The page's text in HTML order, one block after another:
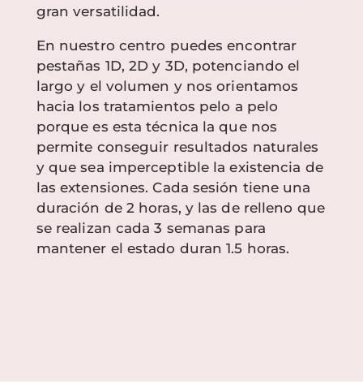
gran versatilidad.
En nuestro centro puedes encontrar
pestañas 1D, 2D y 3D, potenciando el
largo y el volumen y nos orientamos
hacia los tratamientos pelo a pelo
porque es esta técnica la que nos
permite conseguir resultados naturales
y que sea imperceptible la existencia de
las extensiones. Cada sesión tiene una
duración de 2 horas, y las de relleno que
se realizan cada 3 semanas para
mantener el estado duran 1.5 horas.